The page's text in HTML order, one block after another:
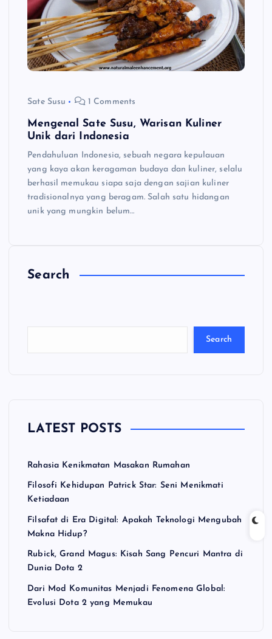
Sate Susu 1 Comments
Mengenal Sate Susu, Warisan Kuliner
Unik dari Indonesia
Pendahuluan Indonesia, sebuah negara kepulauan
yang kaya akan keragaman budaya dan kuliner, selalu
berhasil memukau siapa saja dengan sajian kuliner
tradisionalnya yang beragam. Salah satu hidangan
unik yang mungkin belum…
Search
Search
LATEST POSTS
Rahasia Kenikmatan Masakan Rumahan
Filosofi Kehidupan Patrick Star: Seni Menikmati
Ketiadaan
Filsafat di Era Digital: Apakah Teknologi Mengubah
Makna Hidup?
Rubick, Grand Magus: Kisah Sang Pencuri Mantra di
Dunia Dota 2
Dari Mod Komunitas Menjadi Fenomena Global:
Evolusi Dota 2 yang Memukau